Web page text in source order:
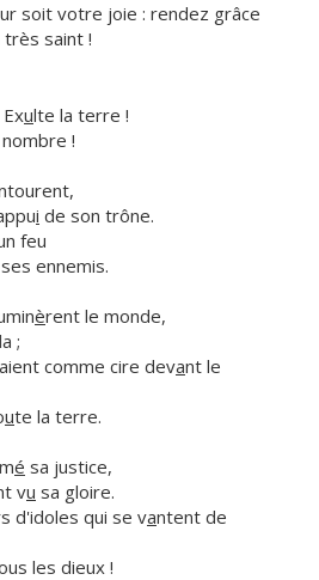
soit votre joie : rendez grâce
saint !
ulte la terre !
!
i de son trône.
feu
ennemis.
èrent le monde,
;
comme cire devant le
ute la terre.
é sa justice,
vu sa gloire.
d'idoles qui se vantent de
les dieux !